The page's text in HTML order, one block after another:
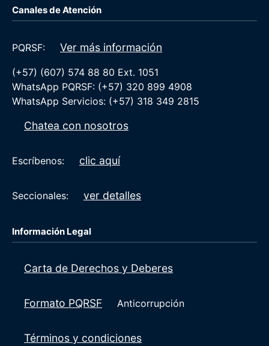
Canales de Atención
PQRSF: Ver más información
(+57) (607) 574 88 80 Ext. 1051
WhatsApp PQRSF: (+57) 320 899 4908
WhatsApp Servicios: (+57) 318 349 2815
Chatea con nosotros
Escríbenos: clic aquí
Seccionales: ver detalles
Información Legal
Carta de Derechos y Deberes
Formato PQRSF Anticorrupción
Términos y condiciones